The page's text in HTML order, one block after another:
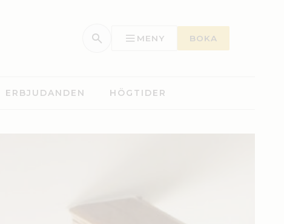
MENY BOKA
ERBJUDANDEN HÖGTIDER